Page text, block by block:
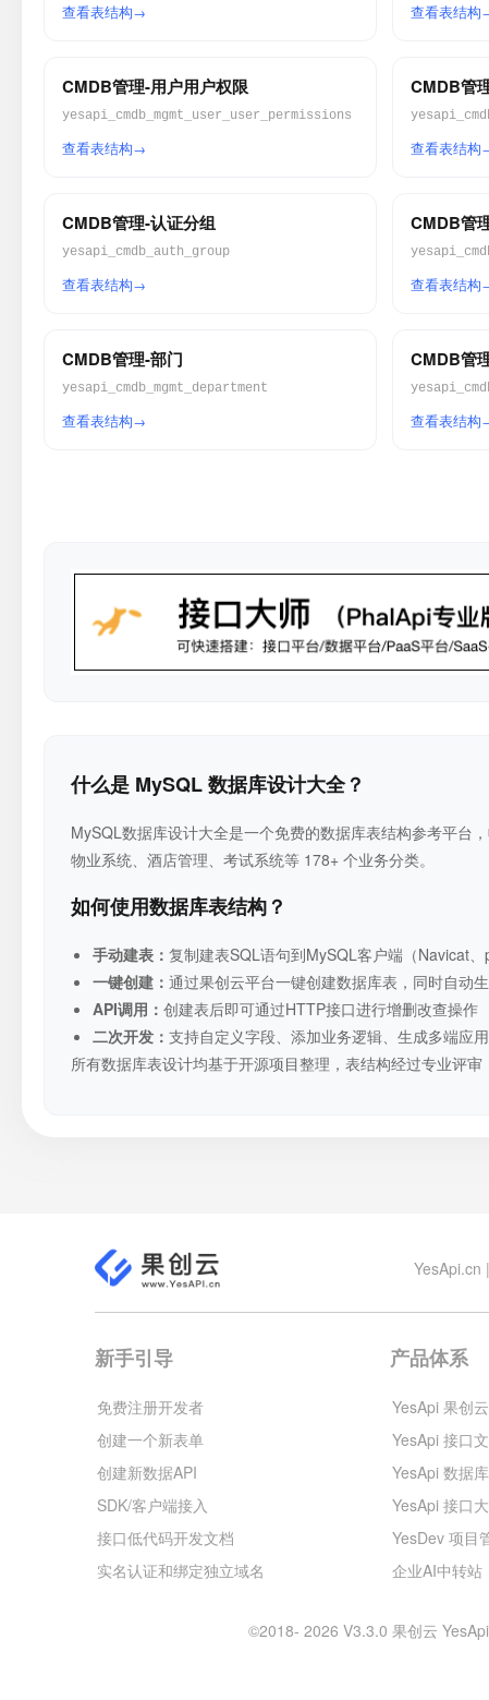
查看表结构 查看表结构
CMDB管理-用户用户权限
yesapi_cmdb_mgmt_user_user_permissions
查看表结构
CMDB管
查看表结构
CMDB管理-认证分组
yesapi_cmdb_auth_group
查看表结构
CMDB管
查看表结构
CMDB管理-部门
yesapi_cmdb_mgmt_department
查看表结构
CMDB管
查看表结构
什么是 MySQL 数据库设计大全？
MySQL数据库设计大全是一个免费的数据库表结构参考平台
物业系统、酒店管理、考试系统等 178+ 个业务分类。
如何使用数据库表结构？
手动建表： 复制建表SQL语句到MySQL客户端（Navicat
一键创建： 通过果创云平台一键创建数据库表，同时自动
API调用： 创建表后即可通过HTTP接口进行增删改查操作
二次开发： 支持自定义字段、添加业务逻辑、生成多端应
所有数据库表设计均基于开源项目整理，表结构经过专业评
YesApi.cn
新手引导
免费注册开发者
创建一个新表单
创建新数据API
SDK/客户端接入
接口低代码开发文档
实名认证和绑定独立域名
产品体系
YesApi 果创云
YesApi 接口
YesApi 数据
YesApi 接口
YesDev 项目
企业AI中转站
©2018- 2026 V3.3.0 果创云